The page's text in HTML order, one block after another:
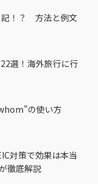
記！？ 方法と例文
選！海外旅行に行
の使い方
対策で効果は本当
徹底解説